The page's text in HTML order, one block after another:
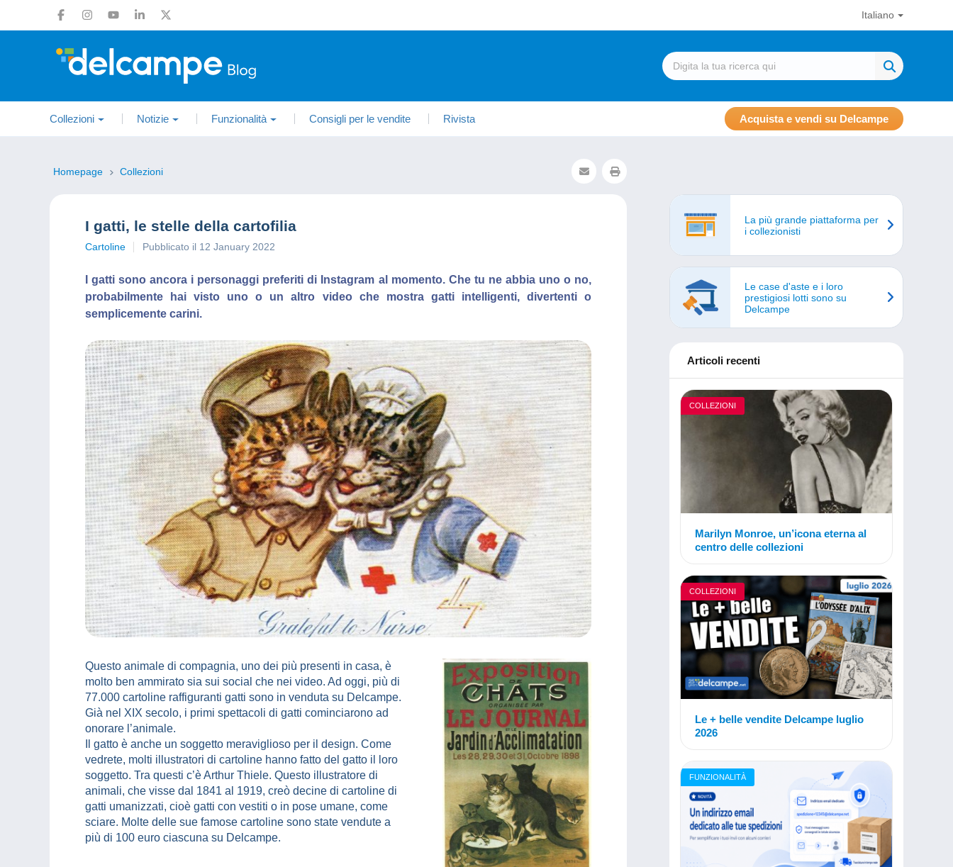
Italiano
Collezioni Notizie Funzionalità Consigli per le vendite Rivista Acquista e vendi su Delcampe
Homepage Collezioni
I gatti, le stelle della cartofilia
Cartoline Pubblicato il 12 January 2022
I gatti sono ancora i personaggi preferiti di Instagram al momento. Che tu ne abbia uno o no,
probabilmente hai visto uno o un altro video che mostra gatti intelligenti, divertenti o
semplicemente carini.
Questo animale di compagnia, uno dei più presenti in casa, è
molto ben ammirato sia sui social che nei video. Ad oggi, più di
77.000 cartoline raffiguranti gatti sono in venduta su Delcampe.
Già nel XIX secolo, i primi spettacoli di gatti cominciarono ad
onorare l’animale.
Il gatto è anche un soggetto meraviglioso per il design. Come
vedrete, molti illustratori di cartoline hanno fatto del gatto il loro
soggetto. Tra questi c’è Arthur Thiele. Questo illustratore di
animali, che visse dal 1841 al 1919, creò decine di cartoline di
gatti umanizzati, cioè gatti con vestiti o in pose umane, come
sciare. Molte delle sue famose cartoline sono state vendute a
più di 100 euro ciascuna su Delcampe.
La più grande piattaforma per
i collezionisti
Le case d'aste e i loro
prestigiosi lotti sono su
Delcampe
Articoli recenti
COLLEZIONI
Marilyn Monroe, un’icona eterna al
centro delle collezioni
COLLEZIONI
Le + belle vendite Delcampe luglio
2026
FUNZIONALITÀ